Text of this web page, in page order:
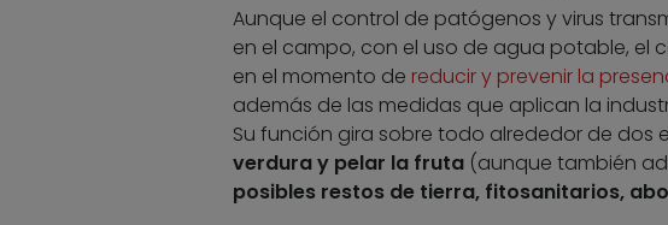
Aunque el control de patógenos y virus
en el campo, con el uso de agua potable, el
en el momento de reducir y prevenir la
además de las medidas que aplican la
Su función gira sobre todo alrededor de dos
verdura y pelar la fruta(aunque también
posibles restos de tierra, fitosanitarios,